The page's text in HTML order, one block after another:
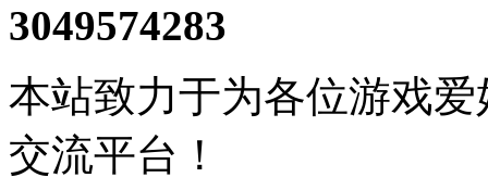
3049574283
本站致力于为各位游戏
交流平台！